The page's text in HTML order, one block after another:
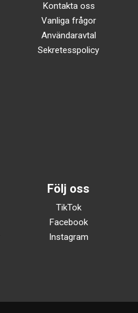
Kontakta oss
Vanliga frågor
Användaravtal
Sekretesspolicy
Följ oss
TikTok
Facebook
Instagram